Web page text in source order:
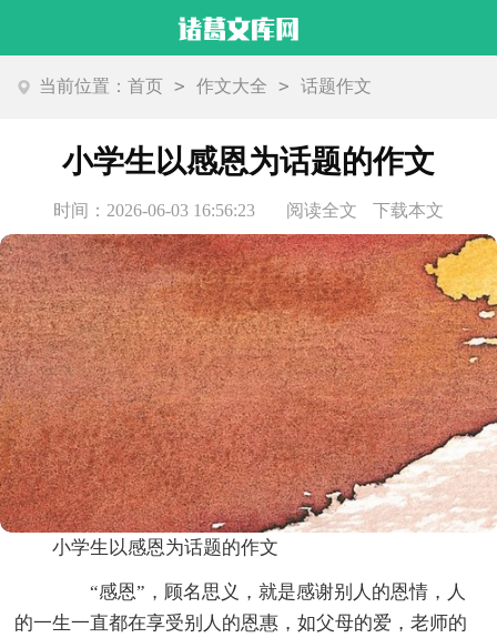
当前位置：首页 > 作文大全 > 话题作文
小学生以感恩为话题的作文
时间：2026-06-03 16:56:23 阅读全文 下载本文
小学生以感恩为话题的作文
“感恩”，顾名思义，就是感谢别人的恩情，人
的一生一直都在享受别人的恩惠，如父母的爱，老师的